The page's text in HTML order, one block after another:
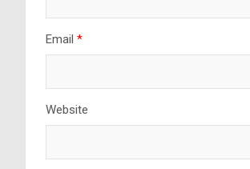
Email *
Website